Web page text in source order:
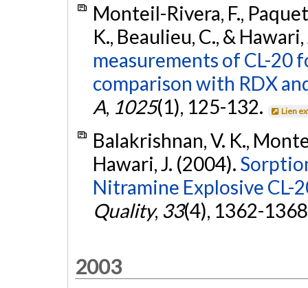
Monteil-Rivera, F.,
K., Beaulieu, C., &
measurements of CL-20
comparison with RDX
A, 1025(1), 125-132. Lien
Balakrishnan, V. K.,
Hawari, J. (2004).
Nitramine Explosive CL-
Quality, 33(4), 1362-
2003